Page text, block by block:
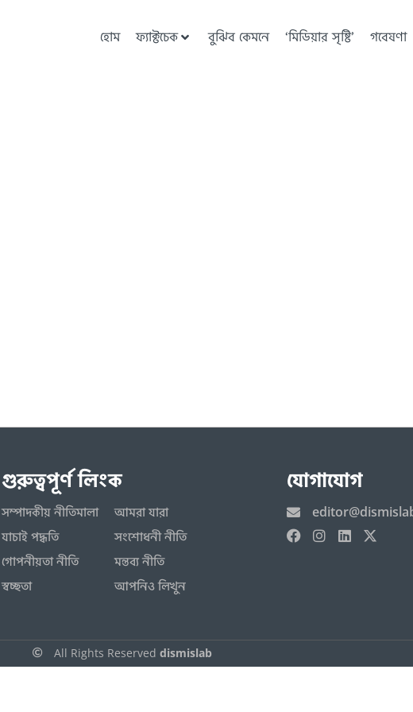
হোম ফ্যাক্টচেক বুঝিব কেমনে ‘মিডিয়ার সৃষ্টি’ গবেষণা
গুরুত্বপূর্ণ লিংক
সম্পাদকীয় নীতিমালা
যাচাই পদ্ধতি
গোপনীয়তা নীতি
স্বচ্ছতা
আমরা যারা
সংশোধনী নীতি
মন্তব্য নীতি
আপনিও লিখুন
যোগাযোগ
All Rights Reserved dismislab